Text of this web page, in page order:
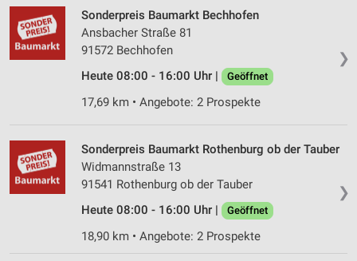
❯
Sonderpreis Baumarkt Bechhofen
Ansbacher Straße 81
91572 Bechhofen
Heute 08:00 - 16:00 Uhr |
Geöffnet
17,69 km • Angebote: 2 Prospekte
❯
Sonderpreis Baumarkt Rothenburg ob der Tauber
Widmannstraße 13
91541 Rothenburg ob der Tauber
Heute 08:00 - 16:00 Uhr |
Geöffnet
18,90 km • Angebote: 2 Prospekte